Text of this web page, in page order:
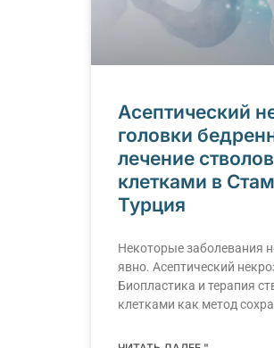
Асептический
головки
лечение
клетками в
Турция
Некоторые заболевания
явно. Асептический
Биопластика и терапия
клетками как метод